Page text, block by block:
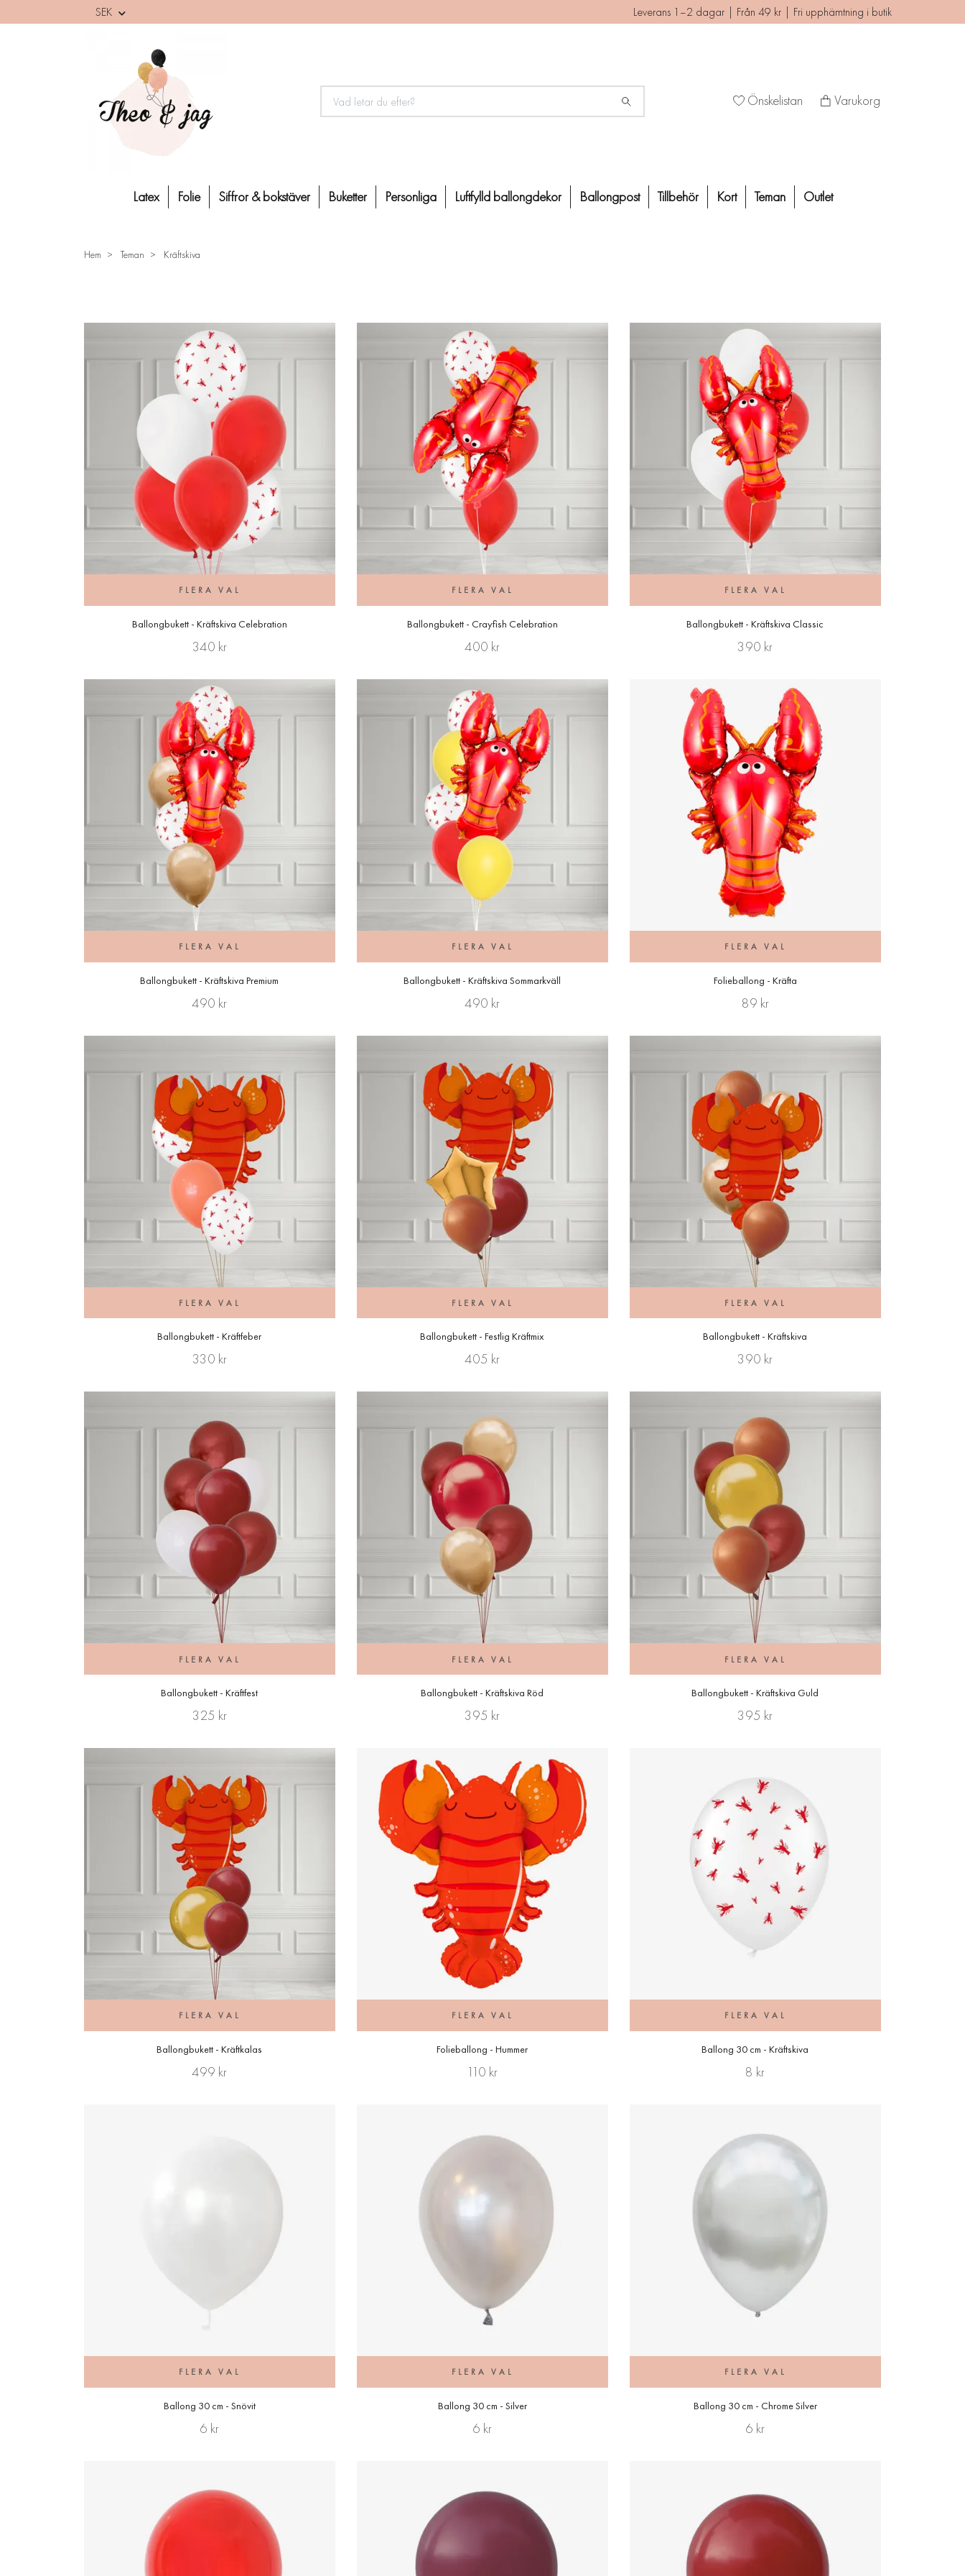
SEK Leverans 1–2 dagar | Från 49 kr | Fri upphämtning i butik
Önskelistan Varukorg
Latex Folie Siffror & bokstäver Buketter Personliga Luftfylld ballongdekor Ballongpost Tillbehör Kort Teman Outlet
Hem Teman Kräftskiva
FLERA VAL
Ballongbukett - Kräftskiva Celebration
340 kr
FLERA VAL
Ballongbukett - Crayfish Celebration
400 kr
FLERA VAL
Ballongbukett - Kräftskiva Classic
390 kr
FLERA VAL
Ballongbukett - Kräftskiva Premium
490 kr
FLERA VAL
Ballongbukett - Kräftskiva Sommarkväll
490 kr
FLERA VAL
Folieballong - Kräfta
89 kr
FLERA VAL
Ballongbukett - Kräftfeber
330 kr
FLERA VAL
Ballongbukett - Festlig Kräftmix
405 kr
FLERA VAL
Ballongbukett - Kräftskiva
390 kr
FLERA VAL
Ballongbukett - Kräftfest
325 kr
FLERA VAL
Ballongbukett - Kräftskiva Röd
395 kr
FLERA VAL
Ballongbukett - Kräftskiva Guld
395 kr
FLERA VAL
Ballongbukett - Kräftkalas
499 kr
FLERA VAL
Folieballong - Hummer
110 kr
FLERA VAL
Ballong 30 cm - Kräftskiva
8 kr
FLERA VAL
Ballong 30 cm - Snövit
6 kr
FLERA VAL
Ballong 30 cm - Silver
6 kr
FLERA VAL
Ballong 30 cm - Chrome Silver
6 kr